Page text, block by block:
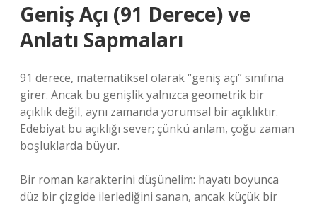
Geniş Açı (91 Derece) ve
Anlatı Sapmaları
91 derece, matematiksel olarak “geniş açı” sınıfına
girer. Ancak bu genişlik yalnızca geometrik bir
açıklık değil, aynı zamanda yorumsal bir açıklıktır.
Edebiyat bu açıklığı sever; çünkü anlam, çoğu zaman
boşluklarda büyür.
Bir roman karakterini düşünelim: hayatı boyunca
düz bir çizgide ilerlediğini sanan, ancak küçük bir